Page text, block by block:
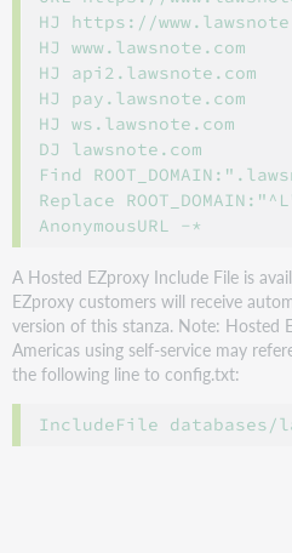
HJ https://
HJ www.lawsnote.com
HJ api2.lawsnote.com
HJ pay.lawsnote.com
HJ ws.lawsnote.com
DJ lawsnote.com
Find
Replace
A Hosted EZproxy Include File is
EZproxy customers will receive
version of this stanza. Note: Hosted
Americas using self-service may
the following line to config.txt: